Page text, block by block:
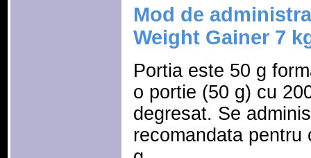
Mod de
Weight Gainer 7
Portia este 50 g
o portie (50 g) cu
degresat. Se
recomandata pentru